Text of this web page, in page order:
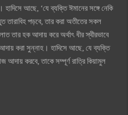
আছে, ‘যে ব্যক্তি ঈমানের সঙ্গে নেকি
তারাবিহ পড়বে, তার করা অতীতের সকল
তার হক আদায় করে অর্থাৎ ধীর স্থীরভাবে
করা সুন্নাহ। হাদিসে আছে, যে ব্যক্তি
আদায় করবে, তাকে সম্পূর্ণ রাত্রি কিয়ামুল